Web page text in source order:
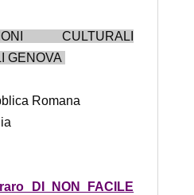
CULTURALI
GENOVA
Romana
DI NON FACILE